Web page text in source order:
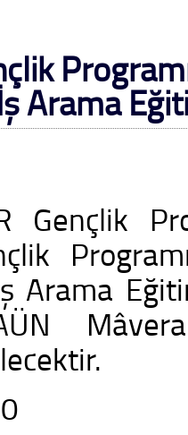
Arama
Gençlik
Arama